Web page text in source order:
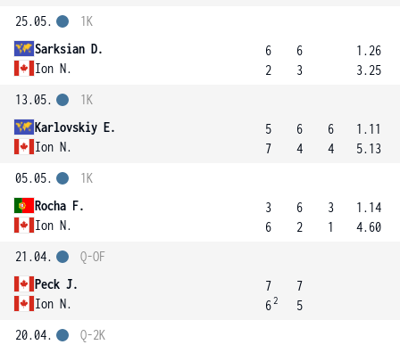
25.05.
Sarksian D.
Ion N.
1K
6
2
6
3
1.26
3.25
13.05.
Karlovskiy E.
Ion N.
1K
5
7
6
4
6
4
1.11
5.13
05.05.
Rocha F.
Ion N.
1K
3
6
6
2
3
1
1.14
4.60
21.04.
Peck J.
Ion N.
Q-OF
7
62
7
5
20.04.
Q-2K